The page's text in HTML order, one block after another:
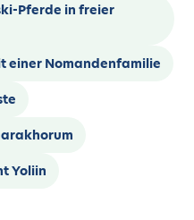
Pferde in freier
einer Nomandenfamilie
Yoliin